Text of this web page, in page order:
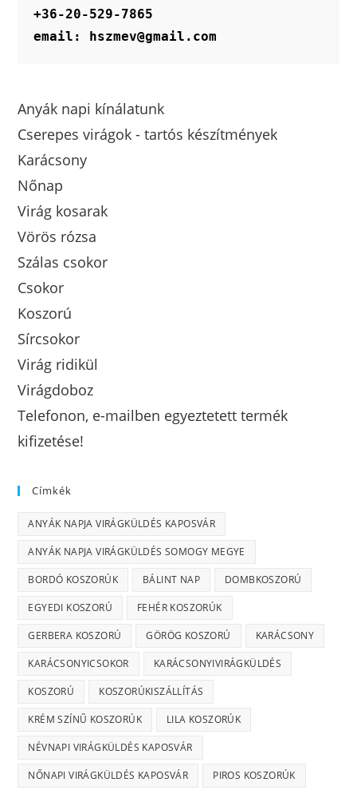
+36-20-529-7865
email: hszmev@gmail.com
Anyák napi kínálatunk
Cserepes virágok - tartós készítmények
Karácsony
Nőnap
Virág kosarak
Vörös rózsa
Szálas csokor
Csokor
Koszorú
Sírcsokor
Virág ridikül
Virágdoboz
Telefonon, e-mailben egyeztetett termék
kifizetése!
Címkék
ANYÁK NAPJA VIRÁGKÜLDÉS KAPOSVÁR
ANYÁK NAPJA VIRÁGKÜLDÉS SOMOGY MEGYE
BORDÓ KOSZORÚK BÁLINT NAP DOMBKOSZORÚ
EGYEDI KOSZORÚ FEHÉR KOSZORÚK
GERBERA KOSZORÚ GÖRÖG KOSZORÚ KARÁCSONY
KARÁCSONYICSOKOR KARÁCSONYIVIRÁGKÜLDÉS
KOSZORÚ KOSZORÚKISZÁLLÍTÁS
KRÉM SZÍNŰ KOSZORÚK LILA KOSZORÚK
NÉVNAPI VIRÁGKÜLDÉS KAPOSVÁR
NŐNAPI VIRÁGKÜLDÉS KAPOSVÁR PIROS KOSZORÚK